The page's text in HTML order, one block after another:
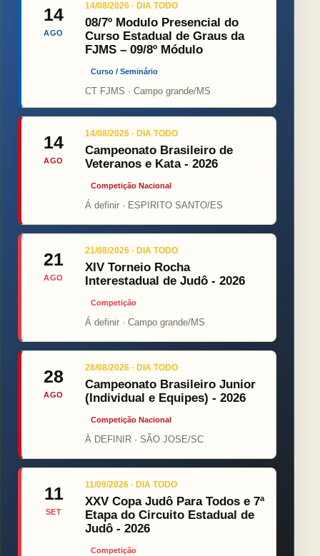
14
AGO
14/08/2026 · DIA TODO
08/7º Modulo Presencial do
Curso Estadual de Graus da
FJMS – 09/8º Módulo
Curso / Seminário
CT FJMS · Campo grande/MS
14
AGO
14/08/2026 · DIA TODO
Campeonato Brasileiro de
Veteranos e Kata - 2026
Competição Nacional
Á definir · ESPIRITO SANTO/ES
21
AGO
21/08/2026 · DIA TODO
XIV Torneio Rocha
Interestadual de Judô - 2026
Competição
Á definir · Campo grande/MS
28
AGO
28/08/2026 · DIA TODO
Campeonato Brasileiro Junior
(Individual e Equipes) - 2026
Competição Nacional
À DEFINIR · SÃO JOSE/SC
11
SET
11/09/2026 · DIA TODO
XXV Copa Judô Para Todos e 7ª
Etapa do Circuito Estadual de
Judô - 2026
Competição